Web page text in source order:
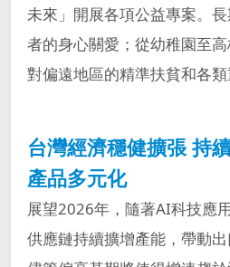
未來」開展各項公益專案。
者的身心關愛；從幼稚園至
對偏遠地區的精準扶貧和各類
台灣經濟穩健擴張 持
產品多元化
展望2026年，隨著AI科技應
供應鏈持續擴增產能，帶動出